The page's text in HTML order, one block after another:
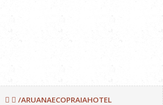
/ARUANAECOPRAIAHOTEL